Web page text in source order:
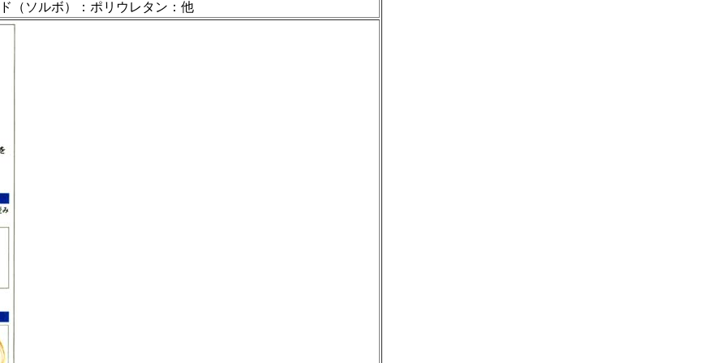
（ソルボ）：ポリウレタン：他